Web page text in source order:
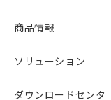
商品情報
ソリューション
ダウンロードセンタ